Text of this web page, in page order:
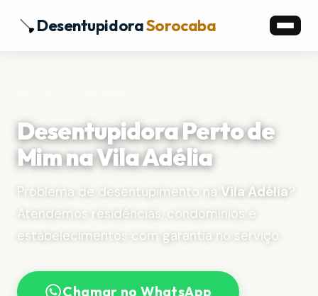
DesentupidoraSorocaba
Desentupidora Perto de
Mim na Vila Adélia
Problema de desentupimento na Vila Adélia?
Atendemos residências, condomínios e
estabelecimentos com garantia no serviço.
Chamar no WhatsApp